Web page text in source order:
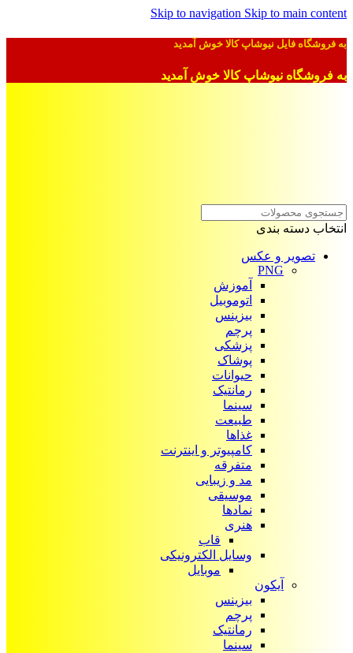
Skip to navigation Skip to main content
به فروشگاه فایل نیوشاپ کالا خوش آمدید
به فروشگاه نیوشاپ کالا خوش آمدید
انتخاب دسته بندی
تصویر و عکس
PNG
آموزش
اتوموبیل
بیزینس
پرچم
پزشکی
پوشاک
حیوانات
رمانتیک
سینما
طبیعت
غذاها
کامپیوتر و اینترنت
متفرقه
مد و زیبایی
موسیقی
نمادها
هنری
قاب
وسایل الکترونیکی
موبایل
آیکون‌
بیزینس
پرچم
رمانتیک
سینما